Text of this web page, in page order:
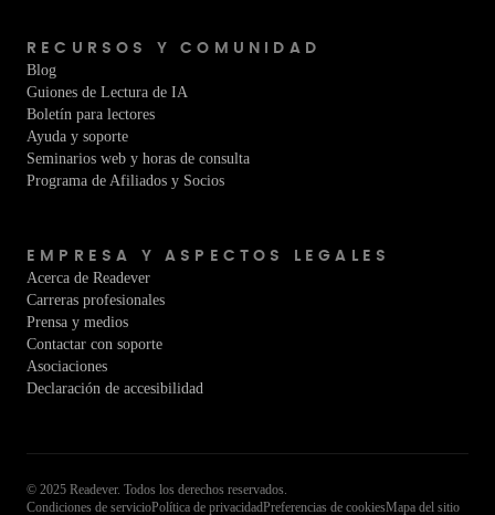
RECURSOS Y COMUNIDAD
Blog
Guiones de Lectura de IA
Boletín para lectores
Ayuda y soporte
Seminarios web y horas de consulta
Programa de Afiliados y Socios
EMPRESA Y ASPECTOS LEGALES
Acerca de Readever
Carreras profesionales
Prensa y medios
Contactar con soporte
Asociaciones
Declaración de accesibilidad
© 2025 Readever. Todos los derechos reservados.
Condiciones de servicioPolítica de privacidadPreferencias de cookiesMapa del sitio